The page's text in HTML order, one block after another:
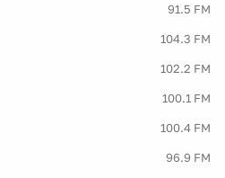
91.5 FM
104.3 FM
102.2 FM
100.1 FM
100.4 FM
96.9 FM